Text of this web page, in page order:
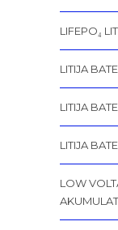
LIFEPO₄
LITIJA
LITIJA
LITIJA
LOW